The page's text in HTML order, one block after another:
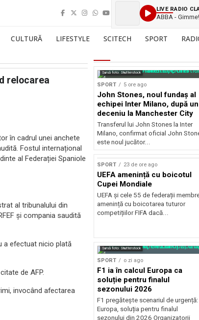
LIVE RADIO
ABBA -
CULTURĂ LIFESTYLE SCITECH SPORT
relocarea
în cadrul unei anchete
Fostul internațional
al Federației Spaniole
al tribunalului din
și compania saudită
a efectuat nicio plată
de AFP.
invocând afectarea
Sursă foto: Shutterstock
SPORT 5 ore ago
John Stones, noul fundaș al
echipei Inter Milano, după un
deceniu la Manchester City
Transferul lui John Stones la Inter
Milano, confirmat oficial John
este noul jucător...
SPORT 23 de ore ago
UEFA amenință cu boicotul
Cupei Mondiale
UEFA și cele 55 de federații
amenință cu boicotarea tuturor
competițiilor FIFA dacă...
Sursă foto: Shutterstock
SPORT o zi ago
F1 ia în calcul Europa ca
soluție pentru finalul
sezonului 2026
F1 pregătește scenariul de urgență:
Europa, soluția pentru finalul
sezonului din 2026 Organizatorii